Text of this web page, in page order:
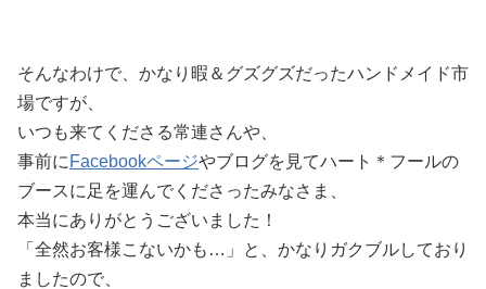
そんなわけで、かなり暇＆グズグズだったハンドメイド市
場ですが、
いつも来てくださる常連さんや、
事前に Facebookページやブログを見てハート＊フールの
ブースに足を運んでくださったみなさま、
本当にありがとうございました！
「全然お客様こないかも…」と、かなりガクブルしており
ましたので、